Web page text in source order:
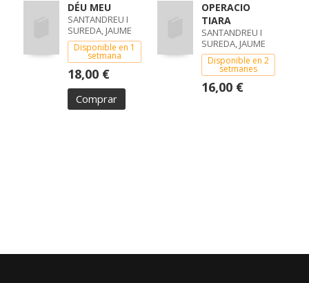
DÉU MEU
SANTANDREU I
SUREDA, JAUME
Disponible en 1
setmana
18,00 €
Comprar
OPERACIO
TIARA
SANTANDREU I
SUREDA, JAUME
Disponible en 2
setmanes
16,00 €